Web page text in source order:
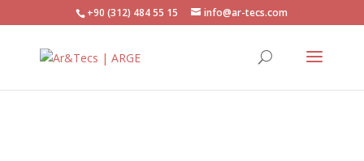
+90 (312) 484 55 15 info@ar-tecs.com